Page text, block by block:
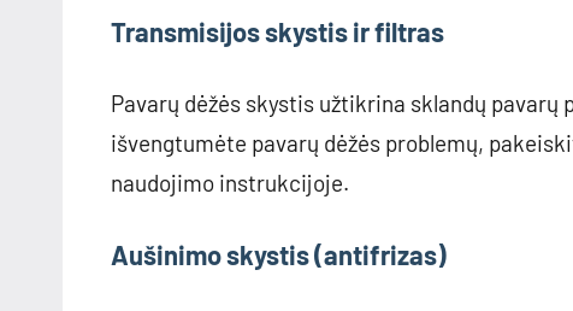
Transmisijos skystis ir filtras
Pavarų dėžės skystis užtikrina sklandų
išvengtumėte pavarų dėžės problemų,
naudojimo instrukcijoje.
Aušinimo skystis (antifrizas)